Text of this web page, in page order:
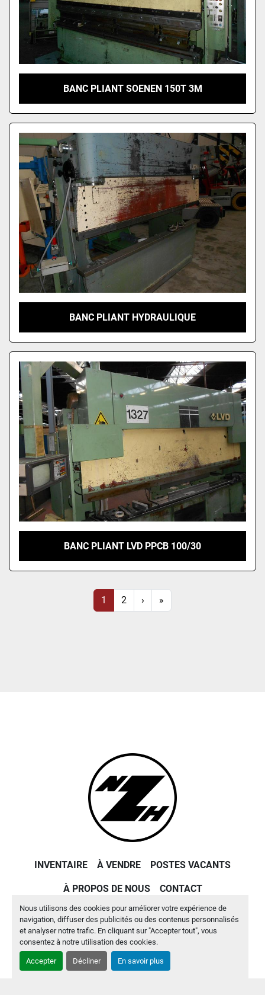
Nous utilisons des cookies pour améliorer votre expérience de
navigation, diffuser des publicités ou des contenus personnalisés
et analyser notre trafic. En cliquant sur "Accepter tout", vous
consentez à notre utilisation des cookies.
Accepter Décliner En savoir plus
BANC PLIANT SOENEN 150T 3M
BANC PLIANT HYDRAULIQUE
BANC PLIANT LVD PPCB 100/30
1 2 › »
INVENTAIRE À VENDRE POSTES VACANTS
À PROPOS DE NOUS CONTACT
Site webMachinio System par Machinio
Gérez les cookies